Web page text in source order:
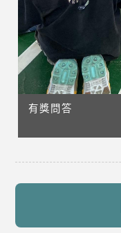
有獎問答